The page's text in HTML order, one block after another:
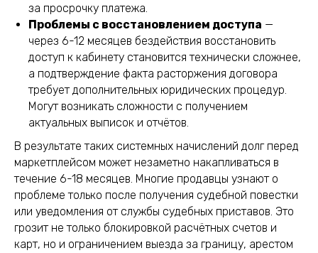
за просрочку платежа.
Проблемы с восстановлением доступа —
через 6-12 месяцев бездействия восстановить
доступ к кабинету становится технически сложнее,
а подтверждение факта расторжения договора
требует дополнительных юридических процедур.
Могут возникать сложности с получением
актуальных выписок и отчётов.
В результате таких системных начислений долг перед
маркетплейсом может незаметно накапливаться в
течение 6-18 месяцев. Многие продавцы узнают о
проблеме только после получения судебной повестки
или уведомления от службы судебных приставов. Это
грозит не только блокировкой расчётных счетов и
карт, но и ограничением выезда за границу, арестом